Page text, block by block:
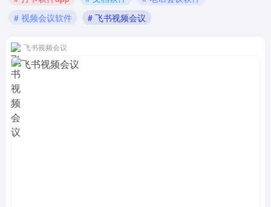
# 视频会议软件
# 飞书视频会议
飞书视频会议